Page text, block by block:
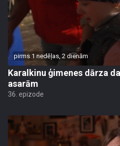
pirms 1 nedēļas, 2 dienām
Karalkinu ģimenes dārza
asarām
36. epizode